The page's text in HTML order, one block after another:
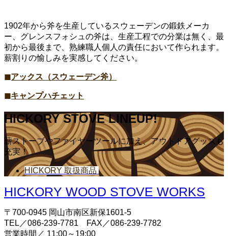
1902年から斧を生産しているスウェーデンの鍛鉄メーカ
ー、グレンスフォシュの斧は、生産工程での分業は無く、最
初から最後まで、熟練職人個人の責任において作られます。
薪割りの愉しみを実感してください。
◼︎アックス（スウェーデン斧）
◼︎キャンプハチェット
HICKORY STOVE LINEUP!
薪ストーブやファイヤーツールに加え、アウトドアグッズも
充実！
HICKORY 取扱商品
HICKORY WOOD STOVE WORKS
〒700-0945 岡山市南区新保1601-5
TEL／086-239-7781 FAX／086-239-7782
営業時間／ 11:00～19:00